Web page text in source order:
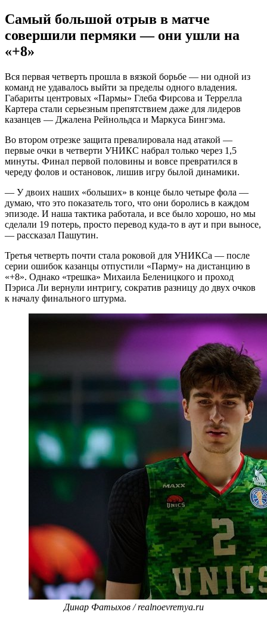
Самый большой отрыв в матче
совершили пермяки — они ушли на
«+8»
Вся первая четверть прошла в вязкой борьбе — ни одной из
команд не удавалось выйти за пределы одного владения.
Габариты центровых «Пармы» Глеба Фирсова и Террелла
Картера стали серьезным препятствием даже для лидеров
казанцев — Джалена Рейнольдса и Маркуса Бингэма.
Во втором отрезке защита превалировала над атакой —
первые очки в четверти УНИКС набрал только через 1,5
минуты. Финал первой половины и вовсе превратился в
череду фолов и остановок, лишив игру былой динамики.
— У двоих наших «больших» в конце было четыре фола —
думаю, что это показатель того, что они боролись в каждом
эпизоде. И наша тактика работала, и все было хорошо, но мы
сделали 19 потерь, просто перевод куда-то в аут и при выносе,
— рассказал Пашутин.
Третья четверть почти стала роковой для УНИКСа — после
серии ошибок казанцы отпустили «Парму» на дистанцию в
«+8». Однако «трешка» Михаила Беленицкого и проход
Пэриса Ли вернули интригу, сократив разницу до двух очков
к началу финального штурма.
Динар Фатыхов / realnoevremya.ru